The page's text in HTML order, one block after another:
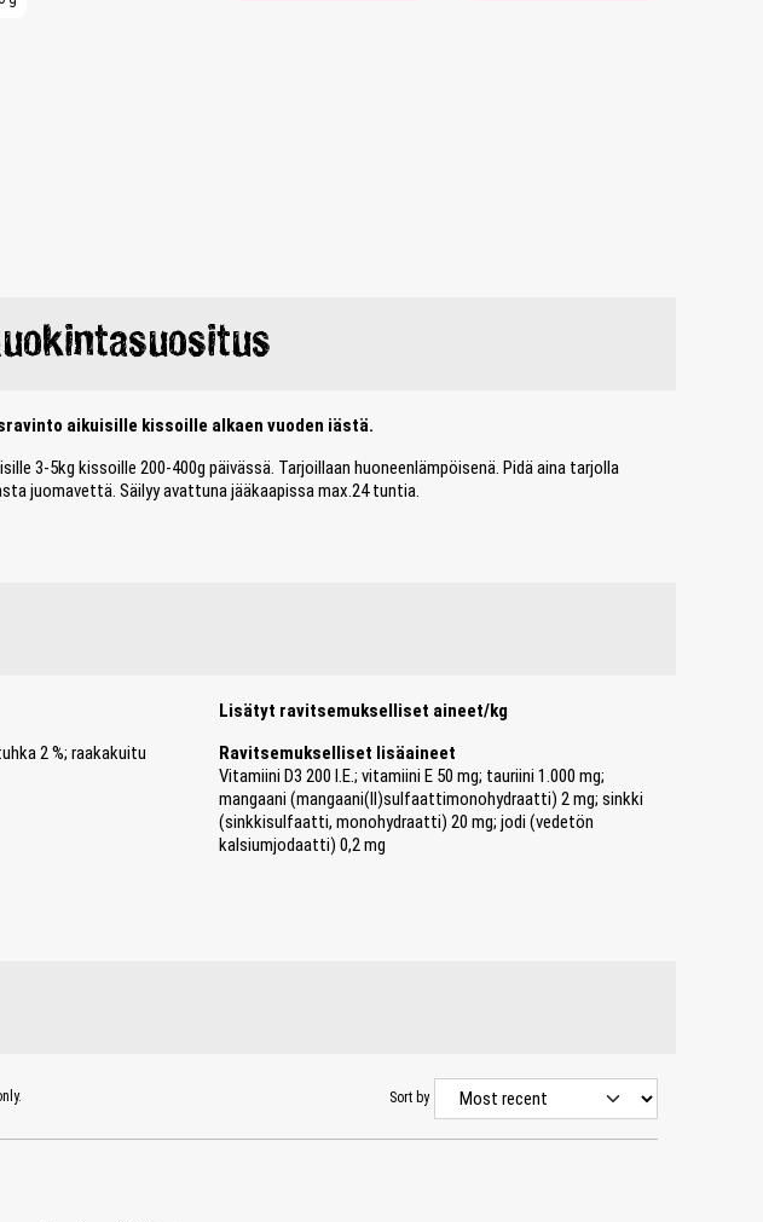
aikuisille kissoille alkaen vuoden iästä.
3-5kg kissoille 200-400g päivässä. Tarjoillaan huoneenlämpöisenä. Pidä aina tarjolla
juomavettä. Säilyy avattuna jääkaapissa max.24 tuntia.
2 %; raakakuitu
Lisätyt ravitsemukselliset aineet/kg
Ravitsemukselliset lisäaineet
Vitamiini D3 200 I.E.; vitamiini E 50 mg; tauriini 1.000 mg;
mangaani (mangaani(II)sulfaattimonohydraatti) 2 mg; sinkki
(sinkkisulfaatti, monohydraatti) 20 mg; jodi (vedetön
kalsiumjodaatti) 0,2 mg
Sort by